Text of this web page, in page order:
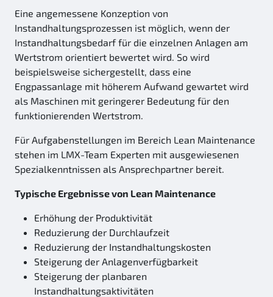
Eine angemessene Konzeption von
Instandhaltungsprozessen ist möglich, wenn der
Instandhaltungsbedarf für die einzelnen Anlagen am
Wertstrom orientiert bewertet wird. So wird
beispielsweise sichergestellt, dass eine
Engpassanlage mit höherem Aufwand gewartet wird
als Maschinen mit geringerer Bedeutung für den
funktionierenden Wertstrom.
Für Aufgabenstellungen im Bereich Lean Maintenance
stehen im LMX-Team Experten mit ausgewiesenen
Spezialkenntnissen als Ansprechpartner bereit.
Typische Ergebnisse von Lean Maintenance
Erhöhung der Produktivität
Reduzierung der Durchlaufzeit
Reduzierung der Instandhaltungskosten
Steigerung der Anlagenverfügbarkeit
Steigerung der planbaren
Instandhaltungsaktivitäten